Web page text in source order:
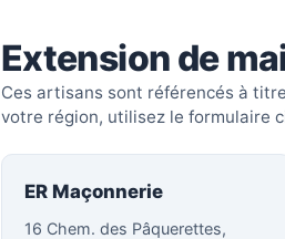
Extension de
Ces artisans sont référencés à
votre région, utilisez le formulaire
ER Maçonnerie
16 Chem. des Pâquerettes,